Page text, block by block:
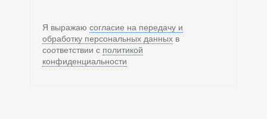
Я выражаюсогласие на передачу и
обработку персональных данных в
соответствии с политикой
конфиденциальности